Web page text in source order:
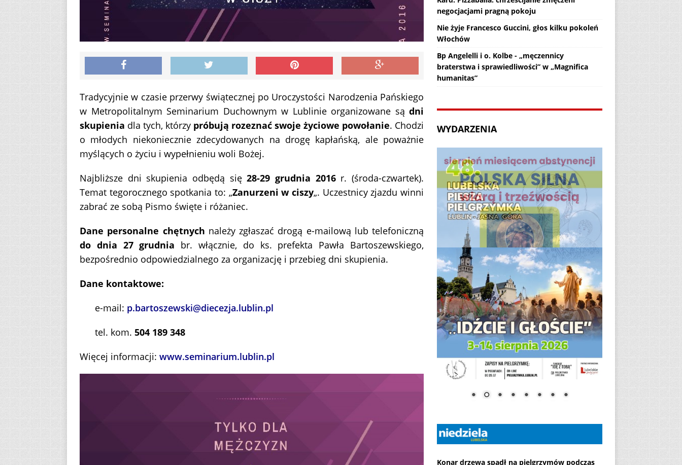
Tradycyjnie w czasie przerwy świątecznej po Uroczystości Narodzenia Pańskiego
w Metropolitalnym Seminarium Duchownym w Lublinie organizowane sądni
skupienia dla tych, którzy próbują rozeznać swoje życiowe powołanie. Chodzi
o młodych niekoniecznie zdecydowanych na drogę kapłańską, ale poważnie
myślących o życiu i wypełnieniu woli Bożej.
Najbliższe dni skupienia odbędą się28-29 grudnia 2016r. (środa-czwartek).
Temat tegorocznego spotkania to: „Zanurzeni w ciszy„. Uczestnicy zjazdu winni
zabrać ze sobą Pismo święte i różaniec.
Dane personalne chętnych należy zgłaszać drogą e-mailową lub telefoniczną
do dnia 27 grudnia br. włącznie, do ks. prefekta Pawła Bartoszewskiego,
bezpośrednio odpowiedzialnego za organizację i przebieg dni skupienia.
Dane kontaktowe:
e-mail: p.bartoszewski@diecezja.lublin.pl
tel. kom. 504 189 348
Więcej informacji: www.seminarium.lublin.pl
negocjacjami pragną pokoju
Nie żyje Francesco Guccini, głos kilku pokoleń
Włochów
Bp Angelelli i o. Kolbe - „męczennicy
braterstwa i sprawiedliwości” w „Magnifica
humanitas”
WYDARZENIA
Konar drzewa spadł na pielgrzymów podczas